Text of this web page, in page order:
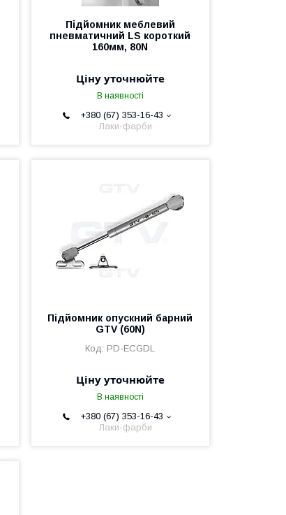
Підйомник меблевий
пневматичний LS короткий
160мм, 80N
Ціну уточнюйте
В наявності
+380 (67) 353-16-43
Лаки-фарби
Підйомник опускний барний
GTV (60N)
PD-ECGDL
Ціну уточнюйте
В наявності
+380 (67) 353-16-43
Лаки-фарби